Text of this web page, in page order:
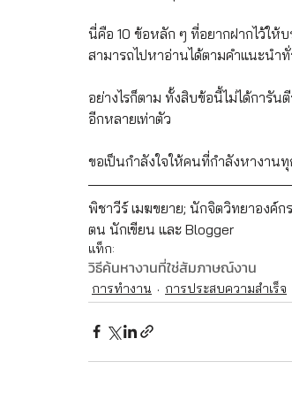
นี่คือ 10 ข้อหลัก ๆ ที่อยากฝากไว้ให้
สามารถไปหาอ่านได้ตามคำแนะนำทั่
อย่างไรก็ตาม ทั้งสิบข้อนี้ไม่ได้การัน
อีกหลายเท่าตัว
ขอเป็นกำลังใจให้คนที่กำลังหางาน
พิชาวีร์ เมฆขยาย; นักจิตวิทยาองค์
ตน นักเขียน และ Blogger
แท็ก:
วิธีค้นหางานที่ใช่สัมภาษณ์งาน
การทำงาน การประสบความสำเร็จ